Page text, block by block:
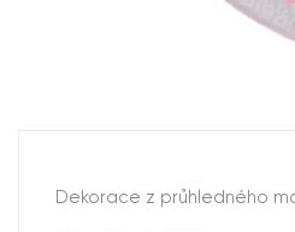
Dekorace z průhledného